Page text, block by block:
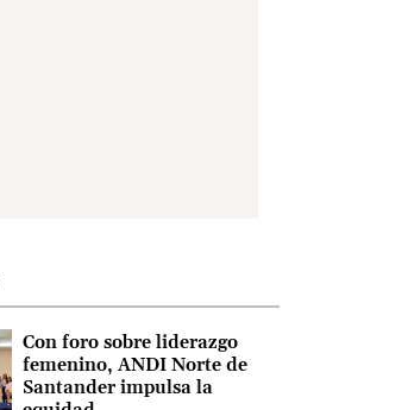
Con foro sobre liderazgo
femenino, ANDI Norte de
Santander impulsa la